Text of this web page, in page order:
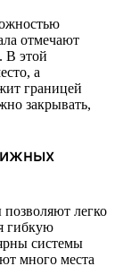
отмечают
В этой
а
границей
закрывать,
легко
гибкую
системы
много места